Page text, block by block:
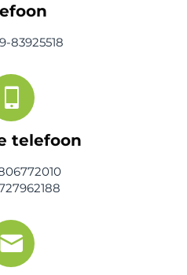
83925518
telefoon